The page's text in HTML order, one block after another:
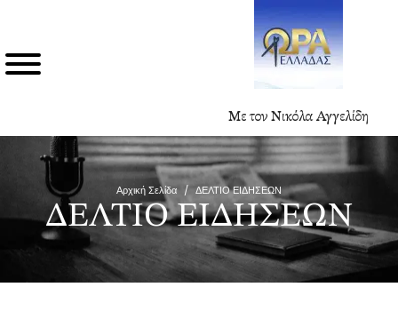
Με τον Νικόλα Αγγελίδη
Αρχική Σελίδα / ΔΕΛΤΙΟ ΕΙΔΗΣΕΩΝ
ΔΕΛΤΙΟ ΕΙΔΗΣΕΩΝ